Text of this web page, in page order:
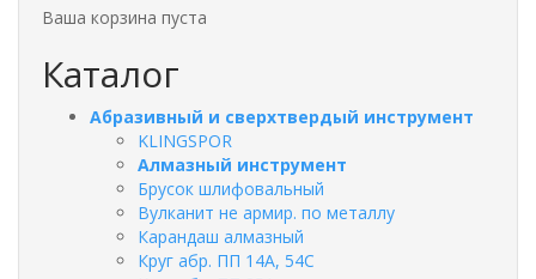
Ваша корзина пуста
Каталог
Абразивный и сверхтвердый инструмент
KLINGSPOR
Алмазный инструмент
Брусок шлифовальный
Вулканит не армир. по металлу
Карандаш алмазный
Круг абр. ПП 14А, 54С